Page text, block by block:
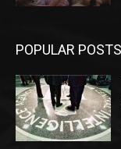
POPULAR POSTS